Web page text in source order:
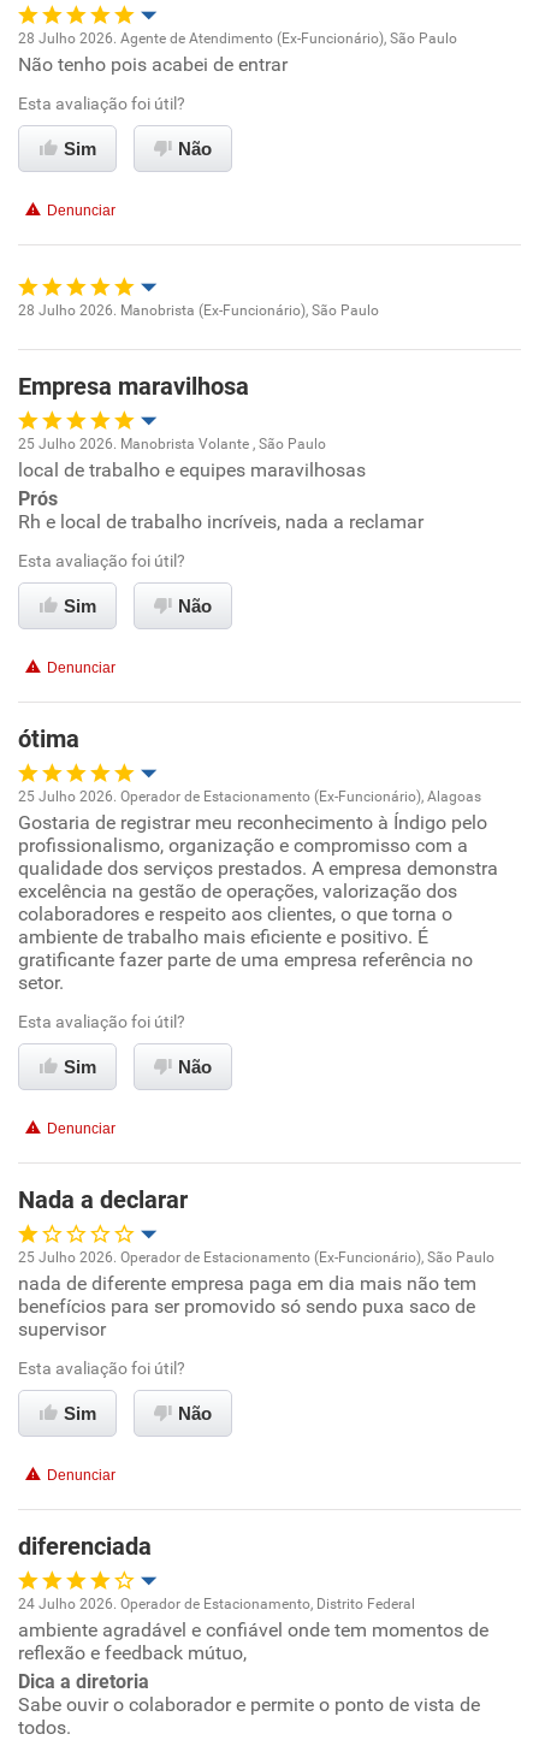
Recomenda esta empresa
Não recomenda a diretoria
Oportunidade de promoção
Ambiente de trabalho
Benefícios
Não recomenda esta empresa
28 Julho 2026. Agente de Atendimento (Ex-Funcionário), São Paulo
Não tenho pois acabei de entrar
Esta avaliação foi útil?
Sim Não
Denunciar
Ambiente de trabalho
Conciliação com a vida familiar
Benefícios
Recomenda esta empresa
Recomenda a diretoria
28 Julho 2026. Manobrista (Ex-Funcionário), São Paulo
Empresa maravilhosa
Oportunidade de promoção
Ambiente de trabalho
Conciliação com a vida familiar
Recomenda a diretoria
25 Julho 2026. Manobrista Volante , São Paulo
local de trabalho e equipes maravilhosas
Prós
Rh e local de trabalho incríveis, nada a reclamar
Esta avaliação foi útil?
Sim Não
Denunciar
ótima
Oportunidade de promoção
Ambiente de trabalho
Conciliação com a vida familiar
Recomenda esta empresa
25 Julho 2026. Operador de Estacionamento (Ex-Funcionário), Alagoas
Gostaria de registrar meu reconhecimento à Índigo pelo
profissionalismo, organização e compromisso com a
qualidade dos serviços prestados. A empresa demonstra
excelência na gestão de operações, valorização dos
colaboradores e respeito aos clientes, o que torna o
ambiente de trabalho mais eficiente e positivo. É
gratificante fazer parte de uma empresa referência no
setor.
Esta avaliação foi útil?
Sim Não
Denunciar
Nada a declarar
Oportunidade de promoção
Conciliação com a vida familiar
25 Julho 2026. Operador de Estacionamento (Ex-Funcionário), São Paulo
nada de diferente empresa paga em dia mais não tem
benefícios para ser promovido só sendo puxa saco de
supervisor
Esta avaliação foi útil?
Sim Não
Denunciar
diferenciada
Oportunidade de promoção
Ambiente de trabalho
24 Julho 2026. Operador de Estacionamento, Distrito Federal
ambiente agradável e confiável onde tem momentos de
reflexão e feedback mútuo,
Dica a diretoria
Sabe ouvir o colaborador e permite o ponto de vista de
todos.